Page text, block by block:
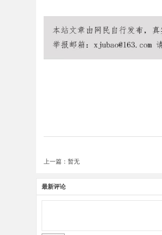
上一篇：暂无
最新评论